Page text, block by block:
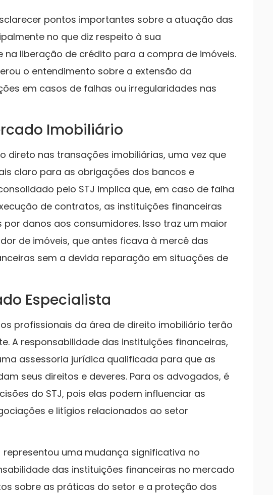
pontos importantes sobre a atuação das
no que diz respeito à sua
na liberação de crédito para a compra de imóveis.
o entendimento sobre a extensão da
em casos de falhas ou irregularidades nas
Imobiliário
direto nas transações imobiliárias, uma vez que
claro para as obrigações dos bancos e
pelo STJ implica que, em caso de falha
de contratos, as instituições financeiras
danos aos consumidores. Isso traz um maior
de imóveis, que antes ficava à mercê das
sem a devida reparação em situações de
Especialista
profissionais da área de direito imobiliário terão
A responsabilidade das instituições financeiras,
assessoria jurídica qualificada para que as
seus direitos e deveres. Para os advogados, é
do STJ, pois elas podem influenciar as
e litígios relacionados ao setor
representou uma mudança significativa no
das instituições financeiras no mercado
sobre as práticas do setor e a proteção dos